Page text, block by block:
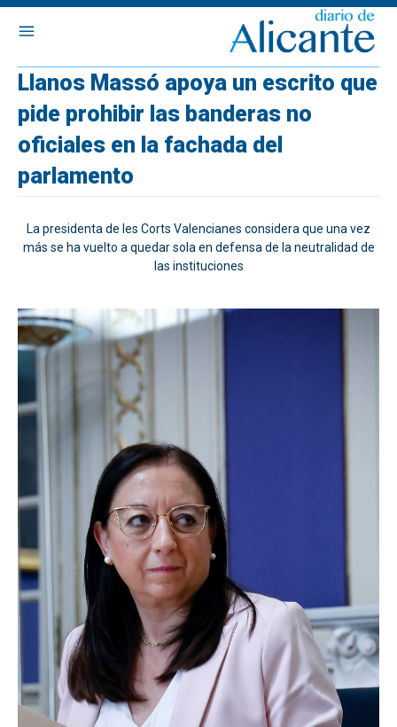
Llanos Massó apoya un escrito que
pide prohibir las banderas no
oficiales en la fachada del
parlamento
La presidenta de les Corts Valencianes considera que una vez
más se ha vuelto a quedar sola en defensa de la neutralidad de
las instituciones